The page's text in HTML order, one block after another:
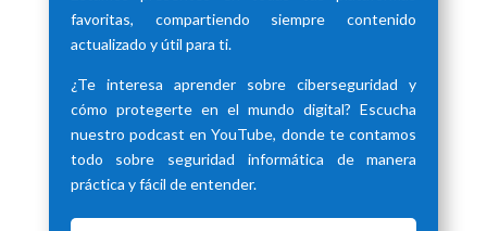
favoritas, compartiendo siempre contenido
actualizado y útil para ti.
¿Te interesa aprender sobre ciberseguridad y
cómo protegerte en el mundo digital? Escucha
nuestro podcast en YouTube, donde te contamos
todo sobre seguridad informática de manera
práctica y fácil de entender.